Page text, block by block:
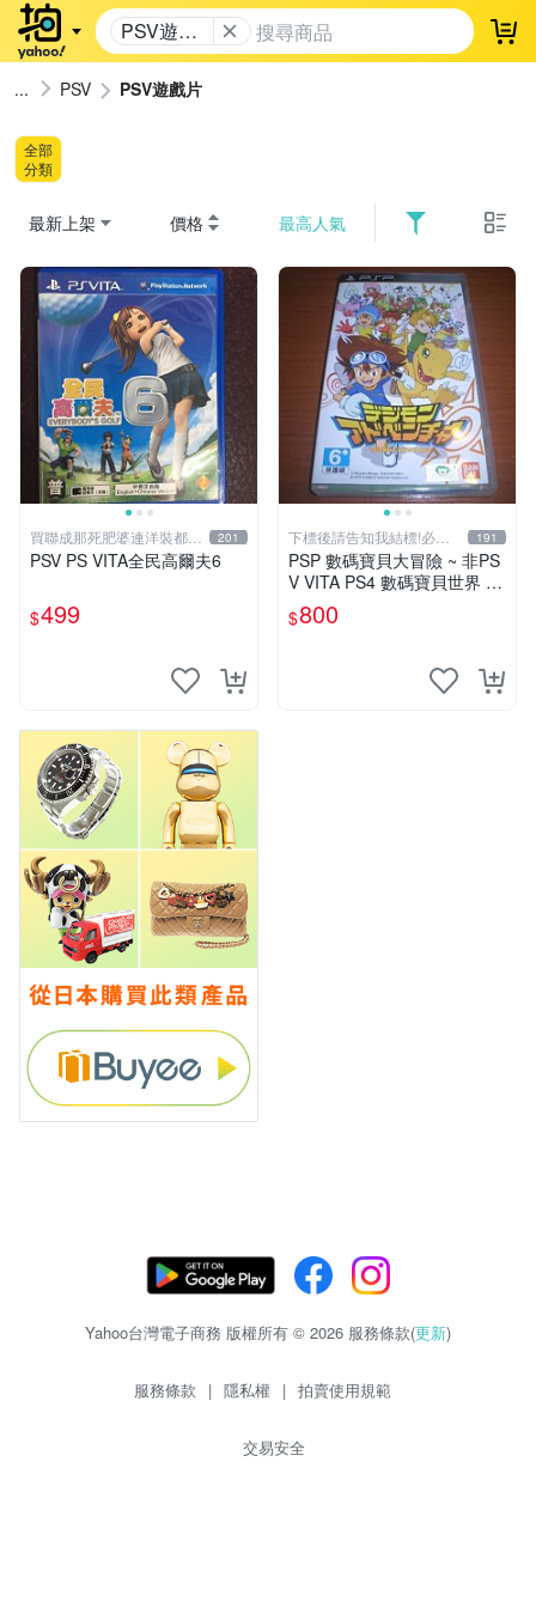
PSV遊戲
片
登
PSV PSV遊戲片
全部
分類
最新上架 價格 最高人氣
買聯成那死肥婆連洋裝都要
穿XL號
201
PSV PS VITA全民高爾夫6
$499
下標後請告知我結標!必看
關於我
191
PSP 數碼寶貝大冒險 ~ 非PS
V VITA PS4 數碼寶貝世界 N
ext Order 新秩序 網路偵探
中文版
$800
Yahoo台灣電子商務 版權所有 © 2026 服務條款(更新)
服務條款 | 隱私權 | 拍賣使用規範
交易安全